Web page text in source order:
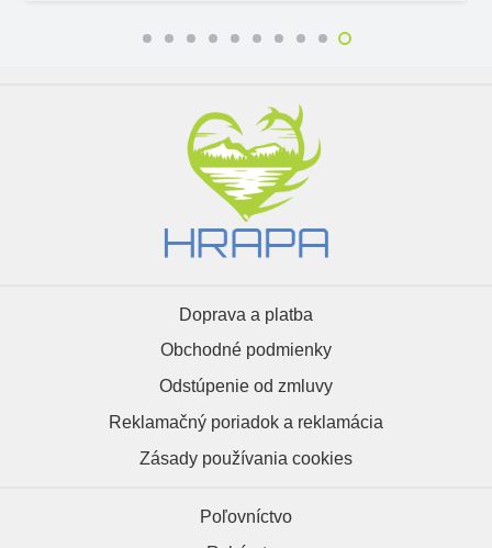
Doprava a platba
Obchodné podmienky
Odstúpenie od zmluvy
Reklamačný poriadok a reklamácia
Zásady používania cookies
Poľovníctvo